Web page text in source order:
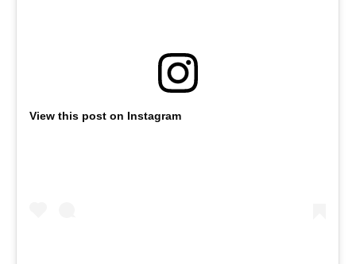
View this post on Instagram